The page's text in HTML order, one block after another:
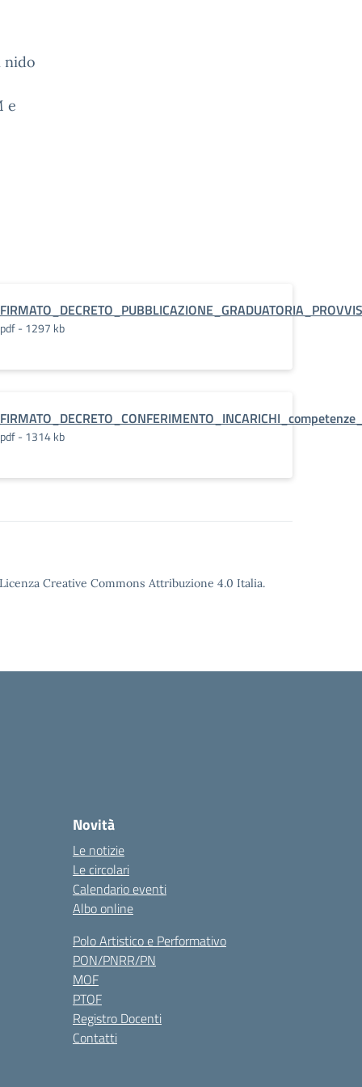
nido
e
pdf - 1297 kb
pdf - 1314 kb
Creative Commons Attribuzione 4.0 Italia.
Novità
Le notizie
Le circolari
Calendario eventi
Albo online
Polo Artistico e Performativo
PON/PNRR/PN
MOF
PTOF
Registro Docenti
Contatti